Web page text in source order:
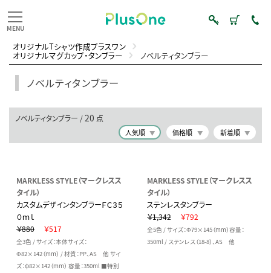
オリジナルTシャツ作成プラスワン
オリジナルマグカップ・タンブラー ノベルティタンブラー
ノベルティタンブラー
ノベルティタンブラー /20 点
人気順 価格順 新着順
MARKLESS STYLE（マークレスス
タイル）
カスタムデザインタンブラーＦＣ３５
０ｍｌ
￥880
￥517
全3色 / サイズ：本体サイズ：
Φ82×142（mm） / 材質：PP、AS 他 サイ
ズ：φ82×142（mm） 容量：350ml ■特別
MARKLESS STYLE（マークレスス
タイル）
ステンレスタンブラー
￥1,342
￥792
全5色 / サイズ：Φ79×145（mm）容量：
350ml / ステンレス（18-8）、AS 他